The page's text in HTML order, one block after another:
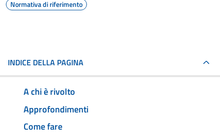
Normativa di riferimento
INDICE DELLA PAGINA
A chi è rivolto
Approfondimenti
Come fare